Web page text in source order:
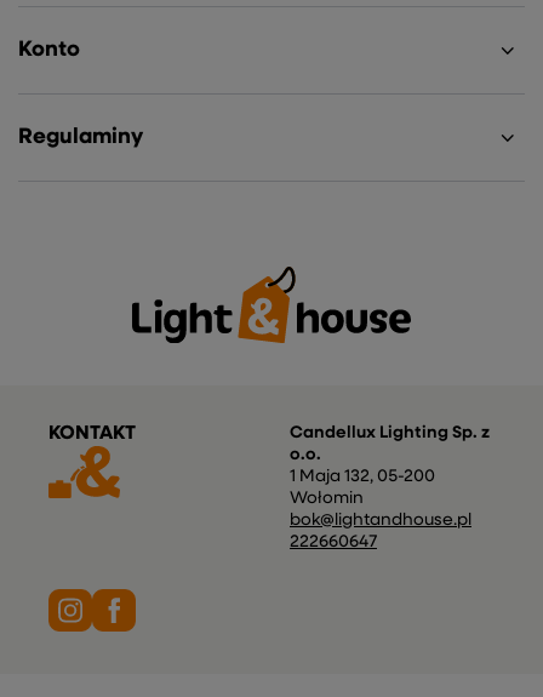
Konto
Regulaminy
KONTAKT
Candellux Lighting Sp. z
o.o.
1 Maja 132, 05-200
Wołomin
bok@lightandhouse.pl
222660647